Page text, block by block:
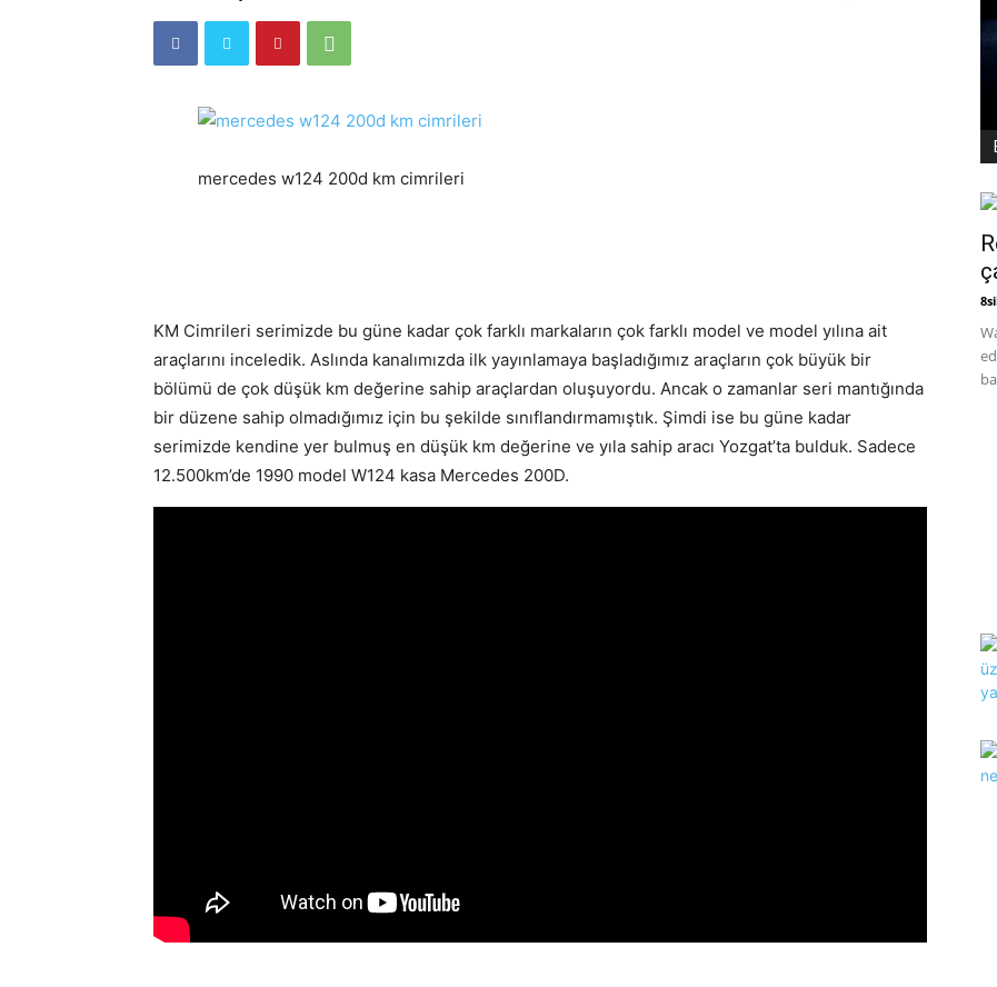
mercedes w124 200d km cimrileri
KM Cimrileri serimizde bu güne kadar çok farklı markaların çok farklı model ve model yılına ait
araçlarını inceledik. Aslında kanalımızda ilk yayınlamaya başladığımız araçların çok büyük bir
bölümü de çok düşük km değerine sahip araçlardan oluşuyordu. Ancak o zamanlar seri mantığında
bir düzene sahip olmadığımız için bu şekilde sınıflandırmamıştık. Şimdi ise bu güne kadar
serimizde kendine yer bulmuş en düşük km değerine ve yıla sahip aracı Yozgat’ta bulduk. Sadece
12.500km’de 1990 model W124 kasa Mercedes 200D.